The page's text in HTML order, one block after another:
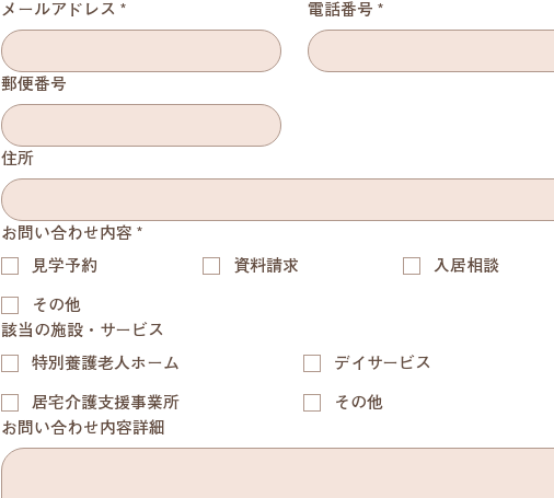
メールアドレス * 電話番号 *
郵便番号
住所
お問い合わせ内容 *
見学予約
資料請求 入居相談
その他
該当の施設・サービス
特別養護老人ホーム
デイサービス
居宅介護支援事業所
その他
お問い合わせ内容詳細